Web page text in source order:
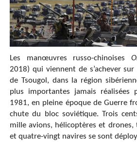
Les manœuvres russo-chinoises
2018) qui viennent de s’achever
de Tsougol, dans la région
plus importantes jamais réalisées
1981, en pleine époque de Guerre
chute du bloc soviétique. Trois
mille avions, hélicoptères et
et quatre-vingt navires se sont